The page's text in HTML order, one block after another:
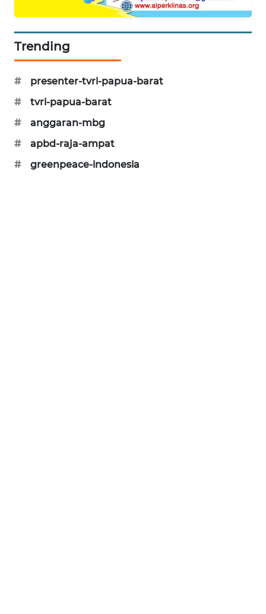
Trending
#
presenter-tvri-papua-barat
#
tvri-papua-barat
#
anggaran-mbg
#
apbd-raja-ampat
#
greenpeace-indonesia
NEWS
NEWS
ID
NEWS